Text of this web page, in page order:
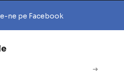
ne pe Facebook